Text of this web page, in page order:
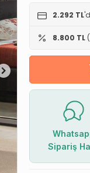
2.292 TL
8.800 TL
Sipariş